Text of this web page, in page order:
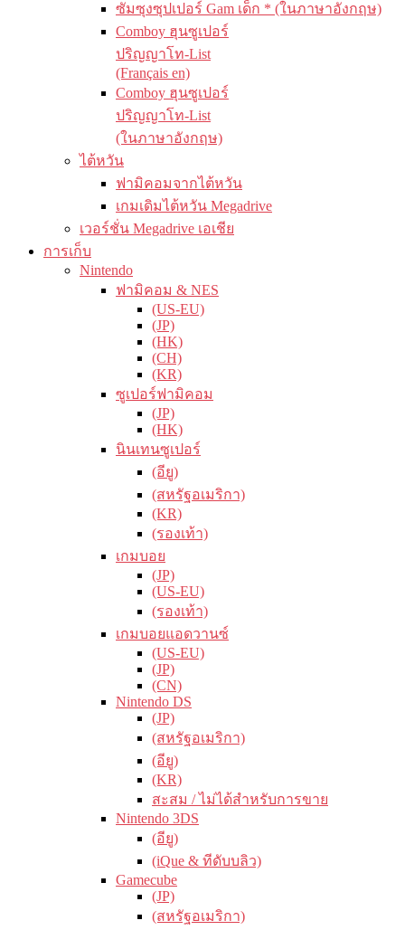
ซัมซุงซุปเปอร์ Gam เด็ก * (ในภาษาอังกฤษ)
Comboy ฮุนซูเปอร์
ปริญญาโท-List
(Français en)
Comboy ฮุนซูเปอร์
ปริญญาโท-List
(ในภาษาอังกฤษ)
ไต้หวัน
ฟามิคอมจากไต้หวัน
เกมเดิมไต้หวัน Megadrive
เวอร์ชั่น Megadrive เอเชีย
การเก็บ
Nintendo
ฟามิคอม & NES
(US-EU)
(JP)
(HK)
(CH)
(KR)
ซูเปอร์ฟามิคอม
(JP)
(HK)
นินเทนซูเปอร์
(อียู)
(สหรัฐอเมริกา)
(KR)
(รองเท้า)
เกมบอย
(JP)
(US-EU)
(รองเท้า)
เกมบอยแอดวานซ์
(US-EU)
(JP)
(CN)
Nintendo DS
(JP)
(สหรัฐอเมริกา)
(อียู)
(KR)
สะสม / ไม่ได้สำหรับการขาย
Nintendo 3DS
(อียู)
(iQue & ทีดับบลิว)
Gamecube
(JP)
(สหรัฐอเมริกา)